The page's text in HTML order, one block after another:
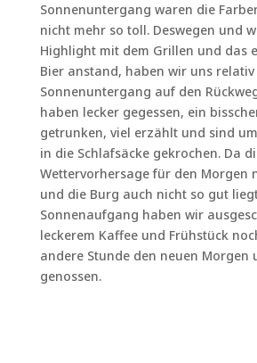
Sonnenuntergang waren die
nicht mehr so toll. Deswegen und
Highlight mit dem Grillen und das
Bier anstand, haben wir uns
Sonnenuntergang auf den
haben lecker gegessen, ein
getrunken, viel erzählt und sind
in die Schlafsäcke gekrochen. Da
Wettervorhersage für den Morgen
und die Burg auch nicht so gut
Sonnenaufgang haben wir
leckerem Kaffee und Frühstück
andere Stunde den neuen Morgen
genossen.